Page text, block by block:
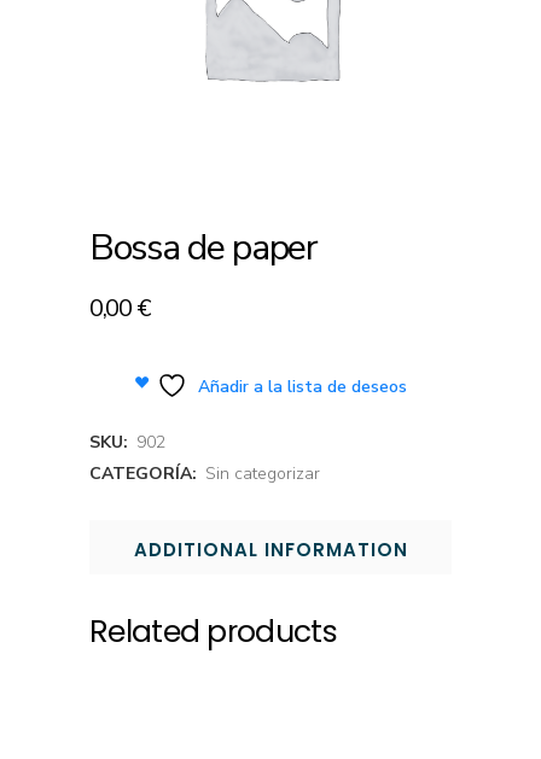
Bossa de paper
0,00€
Añadir a la lista de deseos
SKU: 902
CATEGORÍA: Sin categorizar
ADDITIONAL INFORMATION
Related products